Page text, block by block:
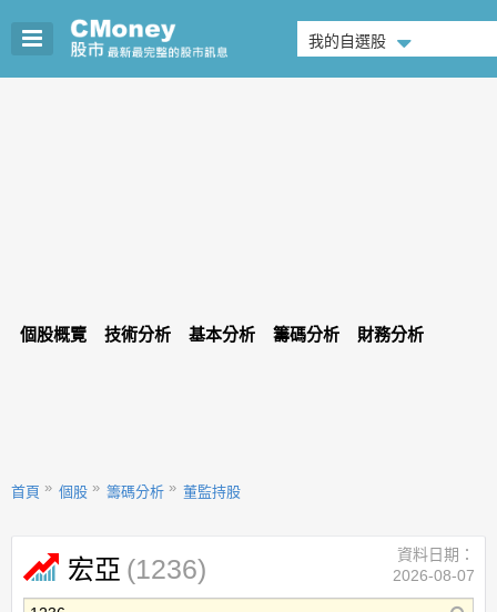
我的自選股
個股概覽 技術分析 基本分析 籌碼分析 財務分析
首頁 個股 籌碼分析 董監持股
宏亞 (1236)
資料日期：
2026-08-07